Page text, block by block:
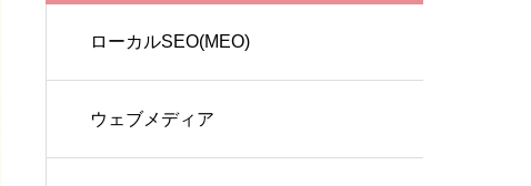
ローカルSEO(MEO)
ウェブメディア